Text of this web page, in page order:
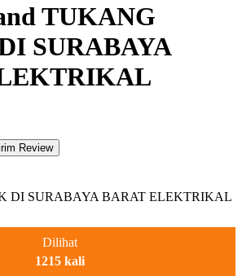
TUKANG
SURABAYA
Dilihat
1215 kali